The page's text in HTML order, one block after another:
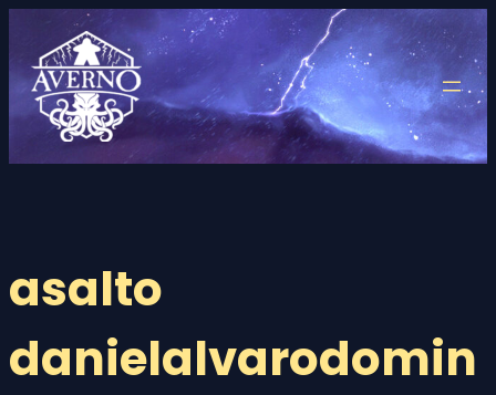
contenido
asalto
danielalvarodomin